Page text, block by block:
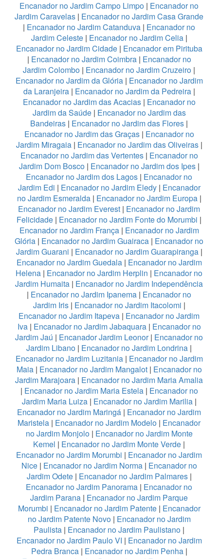
Encanador no Jardim Campo Limpo | Encanador no
Jardim Caravelas | Encanador no Jardim Casa Grande
| Encanador no Jardim Catanduva | Encanador no
Jardim Celeste| Encanador no Jardim Celia|
Encanador no Jardim Cidade| Encanador em Pirituba
| Encanador no Jardim Coimbra| Encanador no
Jardim Colombo | Encanador no Jardim Cruzeiro |
Encanador no Jardim da Glória| Encanador no Jardim
da Laranjeira| Encanador no Jardim da Pedreira|
Encanador no Jardim das Acacias| Encanador no
Jardim da Saúde| Encanador no Jardim das
Bandeiras | Encanador no Jardim das Flores |
Encanador no Jardim das Graças| Encanador no
Jardim Miragaia| Encanador no Jardim das Oliveiras|
Encanador no Jardim das Vertentes| Encanador no
Jardim Dom Bosco| Encanador no Jardim dos Ipes|
Encanador no Jardim dos Lagos | Encanador no
Jardim Edi | Encanador no Jardim Eledy| Encanador
no Jardim Esmeralda| Encanador no Jardim Europa|
Encanador no Jardim Everest | Encanador no Jardim
Felicidade | Encanador no Jardim Fonte do Morumbi |
Encanador no Jardim França| Encanador no Jardim
Glória | Encanador no Jardim Guairaca | Encanador no
Jardim Guarani | Encanador no Jardim Guarapiranga|
Encanador no Jardim Guedala| Encanador no Jardim
Helena | Encanador no Jardim Herplin | Encanador no
Jardim Humaita | Encanador no Jardim Independência
| Encanador no Jardim Ipanema | Encanador no
Jardim Iris| Encanador no Jardim Itacolomi |
Encanador no Jardim Itapeva | Encanador no Jardim
Iva| Encanador no Jardim Jabaquara| Encanador no
Jardim Jaú | Encanador Jardim Leonor| Encanador no
Jardim Libano | Encanador no Jardim Londrina |
Encanador no Jardim Luzitania| Encanador no Jardim
Maia| Encanador no Jardim Mangalot| Encanador no
Jardim Marajoara | Encanador no Jardim Maria Amalia
| Encanador no Jardim Maria Estela| Encanador no
Jardim Maria Luiza| Encanador no Jardim Marilia|
Encanador no Jardim Maringá | Encanador no Jardim
Maristela | Encanador no Jardim Modelo | Encanador
no Jardim Monjolo| Encanador no Jardim Monte
Kemel | Encanador no Jardim Monte Verde |
Encanador no Jardim Morumbi | Encanador no Jardim
Nice| Encanador no Jardim Norma| Encanador no
Jardim Odete| Encanador no Jardim Palmares|
Encanador no Jardim Panorama | Encanador no
Jardim Parana | Encanador no Jardim Parque
Morumbi | Encanador no Jardim Patente| Encanador
no Jardim Patente Novo| Encanador no Jardim
Paulista | Encanador no Jardim Paulistano |
Encanador no Jardim Paulo VI | Encanador no Jardim
Pedra Branca| Encanador no Jardim Penha|